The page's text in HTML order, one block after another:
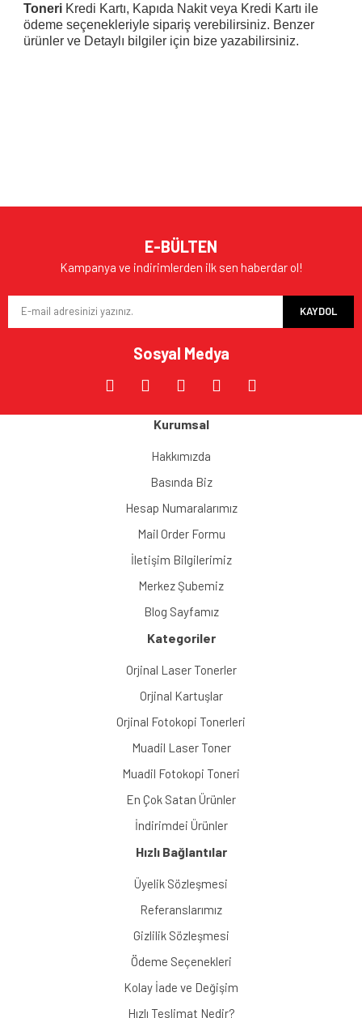
Toneri Kredi Kartı, Kapıda Nakit veya Kredi Kartı ile
ödeme seçenekleriyle sipariş verebilirsiniz. Benzer
ürünler ve Detaylı bilgiler için bize yazabilirsiniz.
Ürün resmi kalitesiz, bozuk veya görüntülenemiyor.
Ürün açıklamasında eksik bilgiler bulunuyor.
Ürün fiyatı diğer sitelerden daha pahalı.
Gönder
E-BÜLTEN
Kampanya ve indirimlerden ilk sen haberdar ol!
KAYDOL
Sosyal Medya
Kurumsal
Hakkımızda
Basında Biz
Hesap Numaralarımız
Mail Order Formu
İletişim Bilgilerimiz
Merkez Şubemiz
Blog Sayfamız
Kategoriler
Orjinal Laser Tonerler
Orjinal Kartuşlar
Orjinal Fotokopi Tonerleri
Muadil Laser Toner
Muadil Fotokopi Toneri
En Çok Satan Ürünler
İndirimdei Ürünler
Hızlı Bağlantılar
Üyelik Sözleşmesi
Referanslarımız
Gizlilik Sözleşmesi
Ödeme Seçenekleri
Kolay İade ve Değişim
Hızlı Teslimat Nedir?